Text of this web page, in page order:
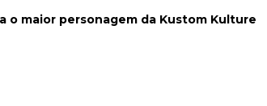
o maior personagem da Kustom Kulture